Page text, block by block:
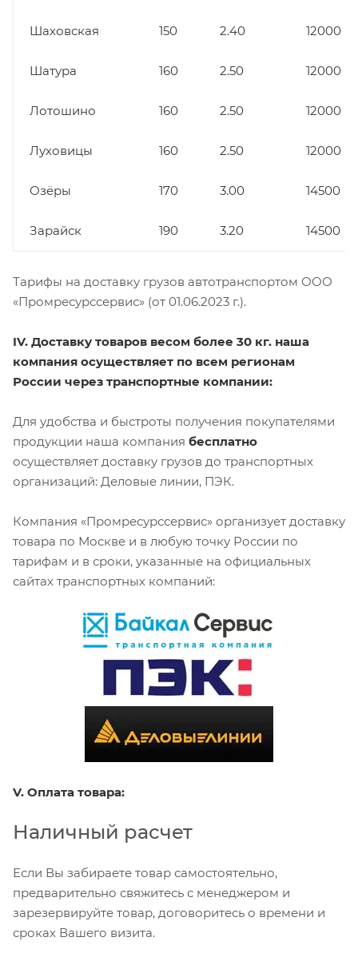
Шаховская 150 2.40 12000
Шатура 160 2.50 12000
Лотошино 160 2.50 12000
Луховицы 160 2.50 12000
Озёры 170 3.00 14500
Зарайск 190 3.20 14500
Тарифы на доставку грузов автотранспортом ООО
«Промресурссервис» (от 01.06.2023 г.).
IV. Доставку товаров весом более 30 кг. наша
компания осуществляет по всем регионам
России через транспортные компании:
Для удобства и быстроты получения покупателями
продукции наша компания бесплатно
осуществляет доставку грузов до транспортных
организаций: Деловые линии, ПЭК.
Компания «Промресурссервис» организует доставку
товара по Москве и в любую точку России по
тарифам и в сроки, указанные на официальных
сайтах транспортных компаний:
V. Оплата товара:
Наличный расчет
Если Вы забираете товар самостоятельно,
предварительно свяжитесь с менеджером и
зарезервируйте товар, договоритесь о времени и
сроках Вашего визита.